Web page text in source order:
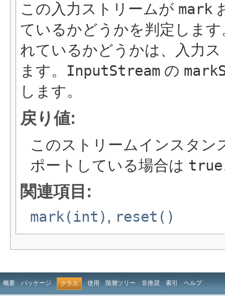
この入力ストリームが mark
ているかどうかを判定します
れているかどうかは、入力
ます。 InputStream の
します。
戻り値:
このストリームインスタン
ポートしている場合は true
関連項目:
mark(int) , reset()
概要 パッケージ クラス 使用 階層ツリー 非推奨 索引 ヘルプ